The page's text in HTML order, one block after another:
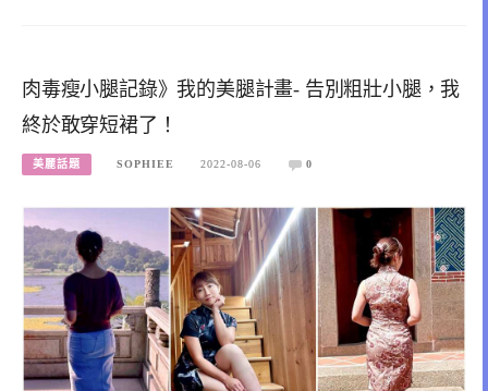
肉毒瘦小腿記錄》我的美腿計畫- 告別粗壯小腿，我
終於敢穿短裙了！
美麗話題 SOPHIEE 2022-08-06 0